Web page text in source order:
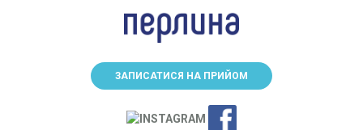
ЗАПИСАТИСЯ НА ПРИЙОМ